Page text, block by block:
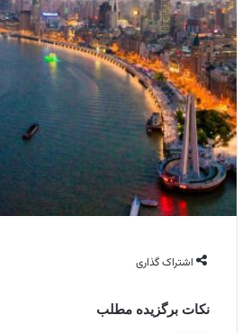
اشتراک گذاری
نکات برگزیده مطلب